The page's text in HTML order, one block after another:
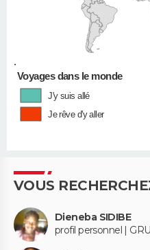
•
Voyages dans le monde
J'y suis allé
Je rêve d'y aller
VOUS
Dieneba SIDIBE
profil personnel |